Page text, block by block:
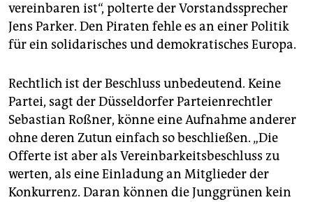
vereinbaren ist“, polterte der Vorstandssprecher
Jens Parker. Den Piraten fehle es an einer Politik
für ein solidarisches und demokratisches Europa.
Rechtlich ist der Beschluss unbedeutend. Keine
Partei, sagt der Düsseldorfer Parteienrechtler
Sebastian Roßner, könne eine Aufnahme anderer
ohne deren Zutun einfach so beschließen. „Die
Offerte ist aber als Vereinbarkeitsbeschluss zu
werten, als eine Einladung an Mitglieder der
Konkurrenz. Daran können die Junggrünen kein